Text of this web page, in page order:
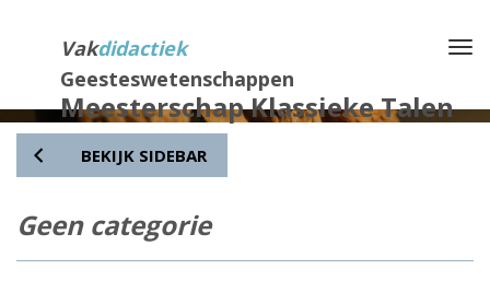
Vakdidactiek
Geesteswetenschappen
Meesterschap Klassieke Talen
inhoud
BEKIJK SIDEBAR
Geen categorie